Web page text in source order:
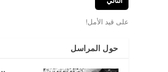
على قيد الأمل!
حول المراسل‬